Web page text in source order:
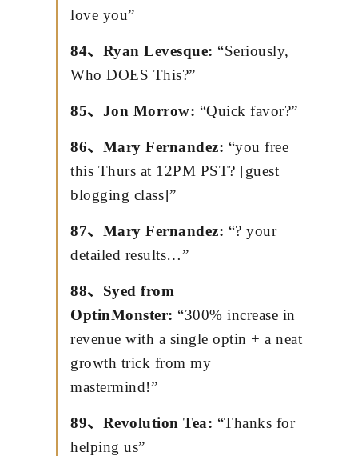
love you”
84、Ryan Levesque: “Seriously,
Who DOES This?”
85、Jon Morrow: “Quick favor?”
86、Mary Fernandez: “you free
this Thurs at 12PM PST? [guest
blogging class]”
87、Mary Fernandez: “? your
detailed results…”
88、Syed from
OptinMonster: “300% increase in
revenue with a single optin + a neat
growth trick from my
mastermind!”
89、Revolution Tea: “Thanks for
helping us”